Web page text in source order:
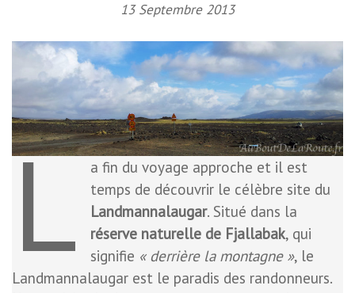
13 Septembre 2013
L
a fin du voyage approche et il est
temps de découvrir le célèbre site du
Landmannalaugar. Situé dans la
réserve naturelle de Fjallabak, qui
signifie « derrière la montagne », le
Landmannalaugar est le paradis des randonneurs.